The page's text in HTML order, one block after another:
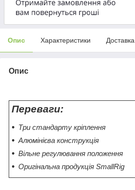
Опис Характеристики Доставка
Опис
Переваги:
Три стандарту кріплення
Алюмінієва конструкція
Вільне регулювання положення
Оригінальна продукція SmallRig